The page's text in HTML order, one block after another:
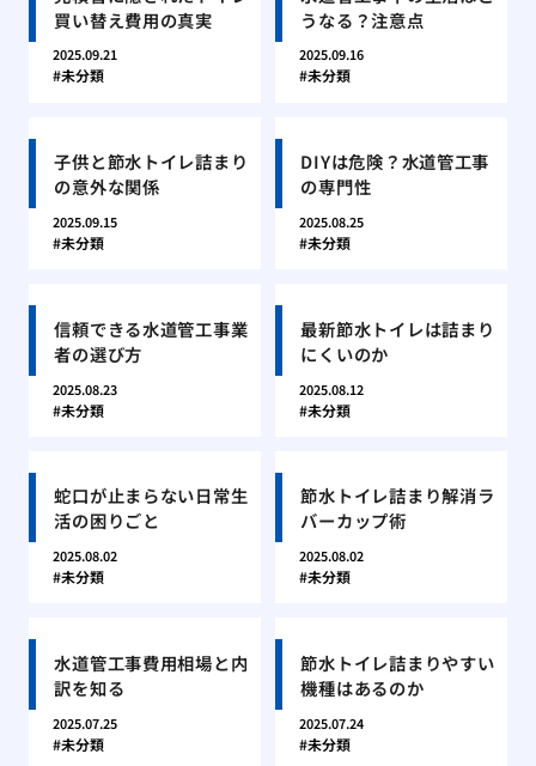
買い替え費用の真実
2025.09.21
未分類
うなる？注意点
2025.09.16
未分類
子供と節水トイレ詰まり
の意外な関係
2025.09.15
未分類
DIYは危険？水道管工事
の専門性
2025.08.25
未分類
信頼できる水道管工事業
者の選び方
2025.08.23
未分類
最新節水トイレは詰まり
にくいのか
2025.08.12
未分類
蛇口が止まらない日常生
活の困りごと
2025.08.02
未分類
節水トイレ詰まり解消ラ
バーカップ術
2025.08.02
未分類
水道管工事費用相場と内
訳を知る
2025.07.25
未分類
節水トイレ詰まりやすい
機種はあるのか
2025.07.24
未分類